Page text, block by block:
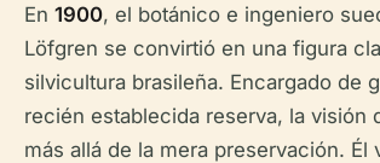
En 1900, el botánico e ingeniero
Löfgren se convirtió en una figura
silvicultura brasileña. Encargado de
recién establecida reserva, la visión
más allá de la mera preservación. Él